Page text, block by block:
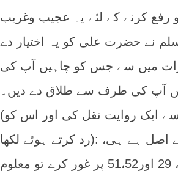
کرنے کے لئے یہ عجیب وغریب
نے حضرت علی کو یہ اختیار دے
میں سے جس کو چاہیں آپ کی
آپ کی طرف سے طلاق دے دیں۔
(اس کے بعد مولانا نے طبرسی کی کتاب الاحتجاج سے ایک روایت نقل کی اور اس کو
رد کرتے ہوئے لکھا): اصولی روایت کے اعتبار سے تو یہ روایت سراسر بے اصل ہے ہی،
لیکن اگر آدمی اسی سورۃ احزاب کی آیات 28، 29 اور51،52 پر غور کرے تو معلوم